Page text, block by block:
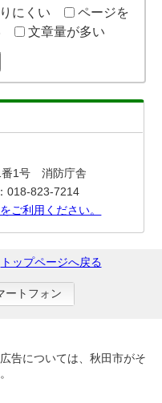
にくい
ページを
文章量が多い
1号 消防庁舎
018-823-7214
ご利用ください。
トップページへ戻る
ートフォン
告については、秋田市がそ